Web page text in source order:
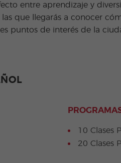
entre aprendizaje y
que llegarás a conocer
puntos de interés de la
10 Clases
20 Clases